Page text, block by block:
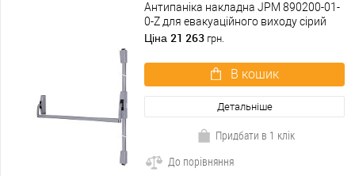
Антипаніка накладна JPM 890200-01-
0-Z для евакуаційного виходу сірий
Ціна 21 263 грн.
В кошик
Детальніше
Придбати в 1 клік
До порівняння